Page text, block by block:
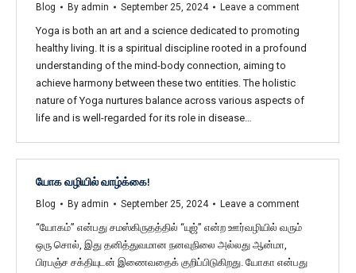
Blog By admin September 25, 2024 Leave a comment
Yoga is both an art and a science dedicated to promoting
healthy living. It is a spiritual discipline rooted in a profound
understanding of the mind-body connection, aiming to
achieve harmony between these two entities. The holistic
nature of Yoga nurtures balance across various aspects of
life and is well-regarded for its role in disease…
யோக வழியில் வாழ்க்கை!
Blog By admin September 25, 2024 Leave a comment
“யோகம்” என்பது சமஸ்கிருதத்தில் “யுஜ்” என்ற ஊர்வழியில் வரும்
ஒரு சொல், இது தனித்துவமான நனவுநிலை அல்லது ஆன்மா,
பிரபஞ்ச சக்தியுடன் இணைவதைக் குறிப்பிடுகிறது. யோகா என்பது